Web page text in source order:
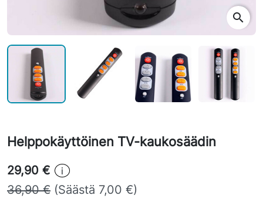
search
Helppokäyttöinen TV-kaukosäädin
29,90 € i
36,90 € (Säästä 7,00 €)